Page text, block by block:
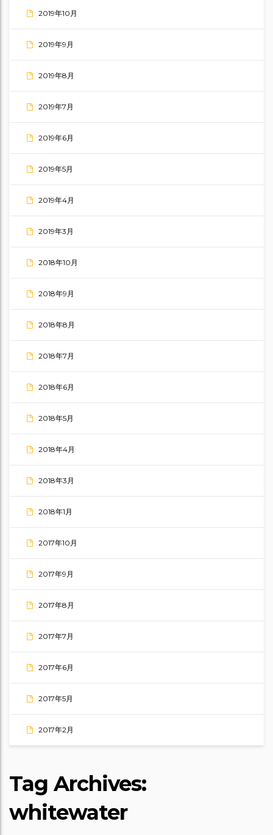
2019年10月
2019年9月
2019年8月
2019年7月
2019年6月
2019年5月
2019年4月
2019年3月
2018年10月
2018年9月
2018年8月
2018年7月
2018年6月
2018年5月
2018年4月
2018年3月
2018年1月
2017年10月
2017年9月
2017年8月
2017年7月
2017年6月
2017年5月
2017年2月
Tag Archives:
whitewater